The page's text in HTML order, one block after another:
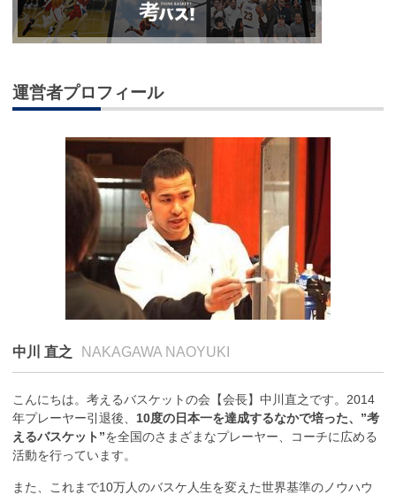
運営者プロフィール
中川 直之 NAKAGAWA NAOYUKI
こんにちは。考えるバスケットの会【会長】中川直之です。2014
年プレーヤー引退後、 10度の日本一を達成するなかで培った、”考
えるバスケット”を全国のさまざまなプレーヤー、コーチに広める
活動を行っています。
また、これまで10万人のバスケ人生を変えた世界基準のノウハウ